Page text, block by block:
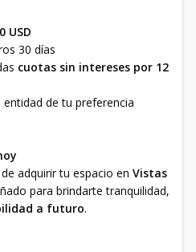
USD
30 días
cuotas sin intereses por 12
de tu preferencia
adquirir tu espacio en Vistas
para brindarte tranquilidad,
a futuro.